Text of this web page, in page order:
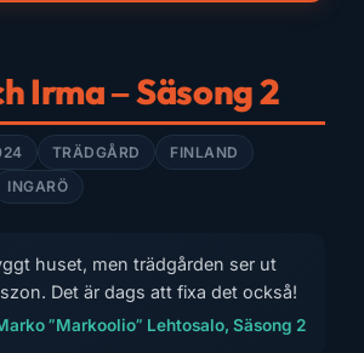
Irma – Säsong 2
TRÄDGÅRD
FINLAND
INGARÖ
huset, men trädgården ser ut
Det är dags att fixa det också!
”Markoolio” Lehtosalo, Säsong 2